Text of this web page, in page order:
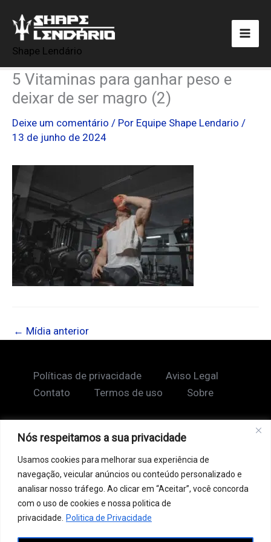
Nós respeitamos a sua privacidade
Usamos cookies para melhorar sua experiência de
navegação, veicular anúncios ou conteúdo personalizado e
analisar nosso tráfego. Ao clicar em “Aceitar”, você concorda
com o uso de cookies e nossa politica de
privacidade. Politica de Privacidade
para
conteúdo
Shape Lendário
5 Vitaminas para ganhar peso e
deixar de ser magro (2)
Deixe um comentário / Por Equipe Shape Lendario /
13 de junho de 2024
← Mídia anterior
Políticas de privacidade
Aviso Legal
Contato
Termos de uso Sobre
Ao acessar este site, você concorda com nossos
Termos de Uso e Política de Privacidade. Este site
pode conter links patrocinados, incluindo do Google
AdSense, e links de afiliados. Podemos receber uma
comissão por vendas feitas através desses links. o